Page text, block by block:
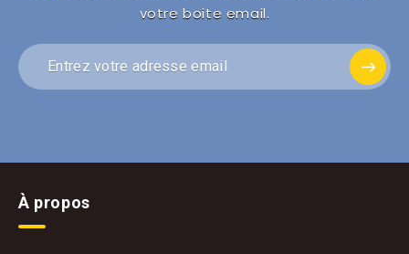
votre boite email.
À propos